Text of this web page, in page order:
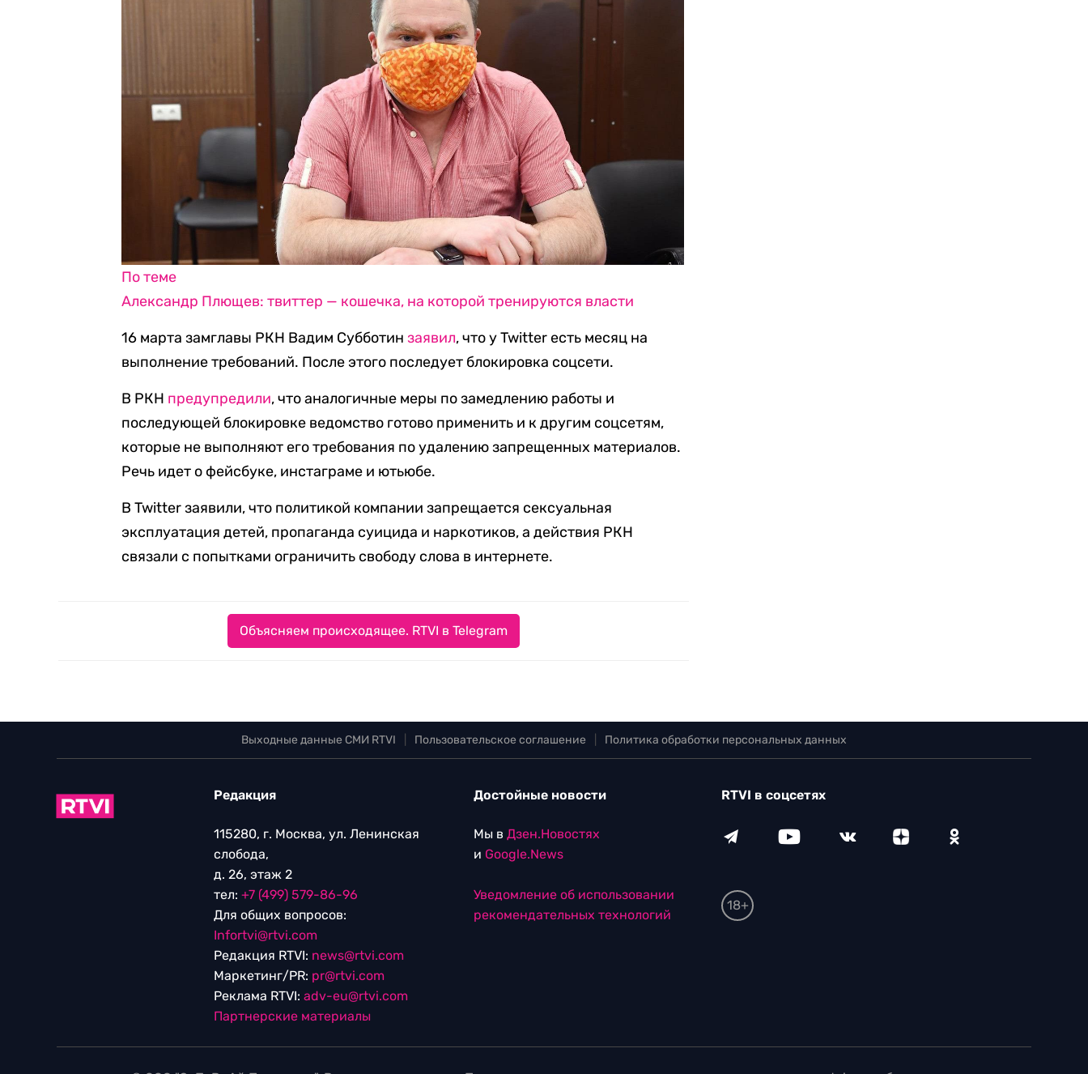
По теме
Александр Плющев: твиттер — кошечка, на которой тренируются власти
16 марта замглавы РКН Вадим Субботин заявил, что у Twitter есть месяц на
выполнение требований. После этого последует блокировка соцсети.
В РКН предупредили, что аналогичные меры по замедлению работы и
последующей блокировке ведомство готово применить и к другим соцсетям,
которые не выполняют его требования по удалению запрещенных материалов.
Речь идет о фейсбуке, инстаграме и ютьюбе.
В Twitter заявили, что политикой компании запрещается сексуальная
эксплуатация детей, пропаганда суицида и наркотиков, а действия РКН
связали с попытками ограничить свободу слова в интернете.
Объясняем происходящее. RTVI в Telegram
Выходные данные СМИ RTVI Пользовательское соглашение Политика обработки персональных данных
Редакция
115280, г. Москва, ул. Ленинская
слобода,
д. 26, этаж 2
тел: +7 (499) 579-86-96
Для общих вопросов:
Infortvi@rtvi.com
Редакция RTVI: news@rtvi.com
Маркетинг/PR: pr@rtvi.com
Реклама RTVI: adv-eu@rtvi.com
Партнерские материалы
Достойные новости
Мы в Дзен.Новостях
и Google.News
Уведомление об использовании
рекомендательных технологий
RTVI в соцсетях
18+